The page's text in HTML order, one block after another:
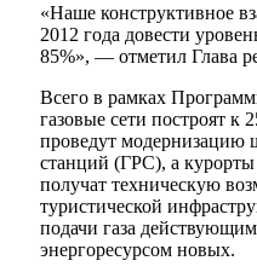
«Наше конструктивное
2012 года довести
85%», — отметил Глава
Всего в рамках
газовые сети построят к
проведут модернизацию
станций (ГРС), а
получат техническую
туристической
подачи газа
энергоресурсом новых.